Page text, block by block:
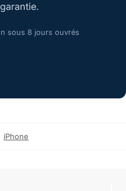
sous 8 jours ouvrés
iPhone